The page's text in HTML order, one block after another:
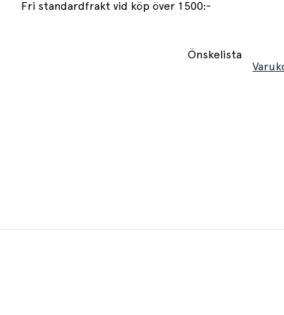
Fri standardfrakt vid köp över 1500:-
Önskelista